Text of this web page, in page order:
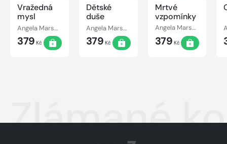
Vražedná
mysl
Angela Marsonsová
379 Kč
Dětské
duše
Angela Marsonsová
379 Kč
Mrtvé
vzpomínky
Angela Marsonsová
379 Kč
Zlámané